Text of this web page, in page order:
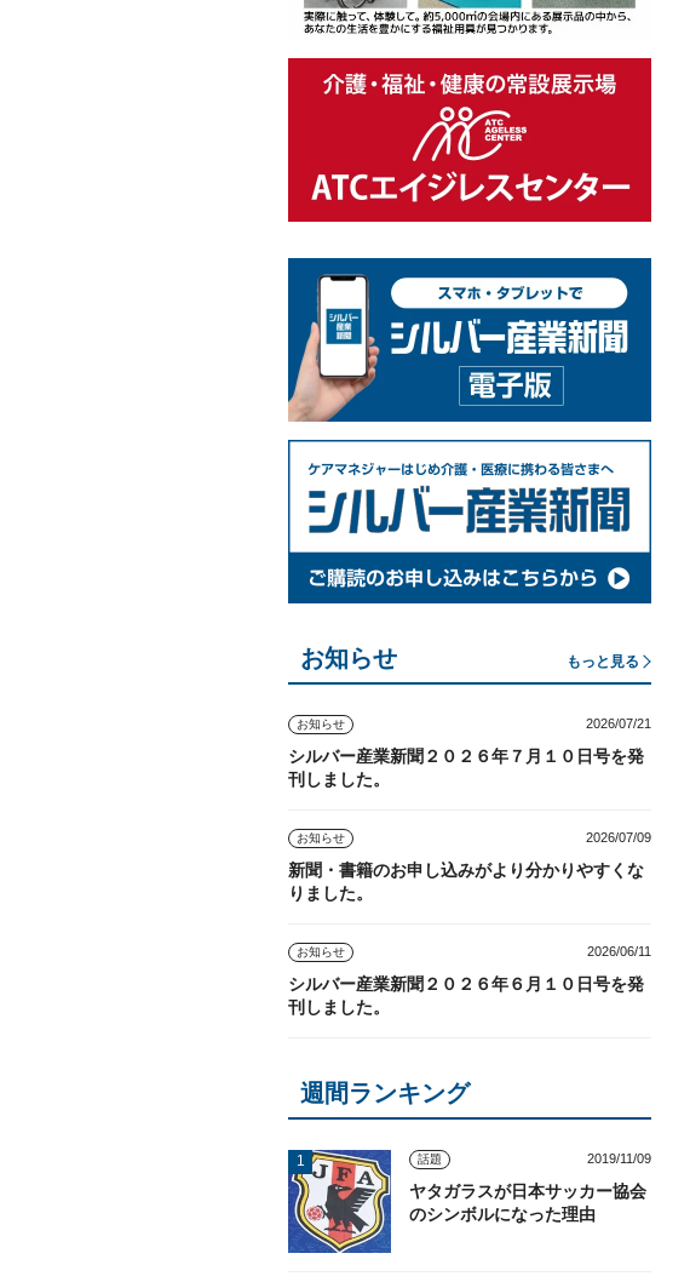
お知らせ もっと見る
お知らせ 2026/07/21
シルバー産業新聞２０２６年７月１０日号を発
刊しました。
お知らせ 2026/07/09
新聞・書籍のお申し込みがより分かりやすくな
りました。
お知らせ 2026/06/11
シルバー産業新聞２０２６年６月１０日号を発
刊しました。
週間ランキング
話題 2019/11/09
ヤタガラスが日本サッカー協会
のシンボルになった理由